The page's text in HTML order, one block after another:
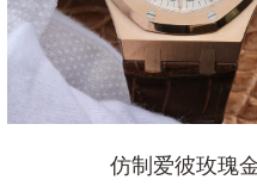
仿制爱彼玫瑰